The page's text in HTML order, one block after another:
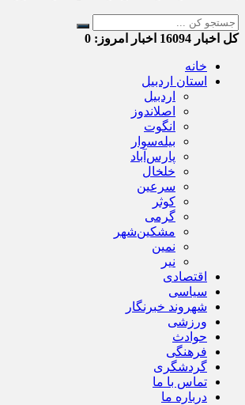
کل اخبار اخبار امروز: 0
خانه
استان اردبیل
اردبیل
اصلاندوز
انگوت
بیله‌سوار
پارس‌آباد
خلخال
سرعین
کوثر
گرمی
مشکین‌شهر
نمین
نیر
اقتصادی
سیاسی
شهروند خبرنگار
ورزشی
حوادث
فرهنگی
گردشگری
تماس با ما
درباره ما